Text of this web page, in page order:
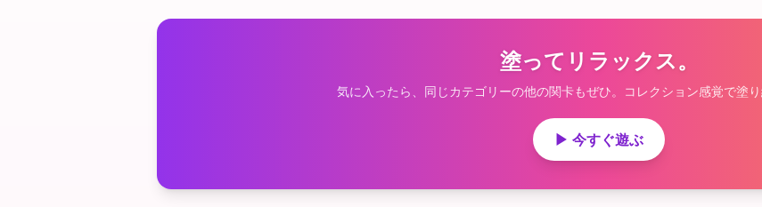
塗ってリラックス。
気に入ったら、同じカテゴリーの他の関卡もぜひ。コレクション感覚で塗り
▶ 今すぐ遊ぶ